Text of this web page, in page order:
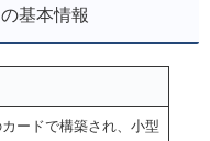
基本情報
ードで構築され、小型